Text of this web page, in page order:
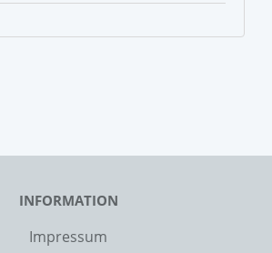
INFORMATION
Impressum